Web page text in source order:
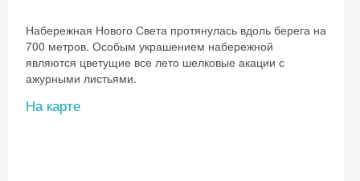
Набережная Нового Света протянулась вдоль берега на
700 метров. Особым украшением набережной
являются цветущие все лето шелковые акации с
ажурными листьями.
На карте